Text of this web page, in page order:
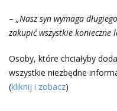
– „Nasz syn wymaga
zakupić wszystkie konieczne
Osoby, które chciałyby
wszystkie niezbędne
(kliknij i zobacz)